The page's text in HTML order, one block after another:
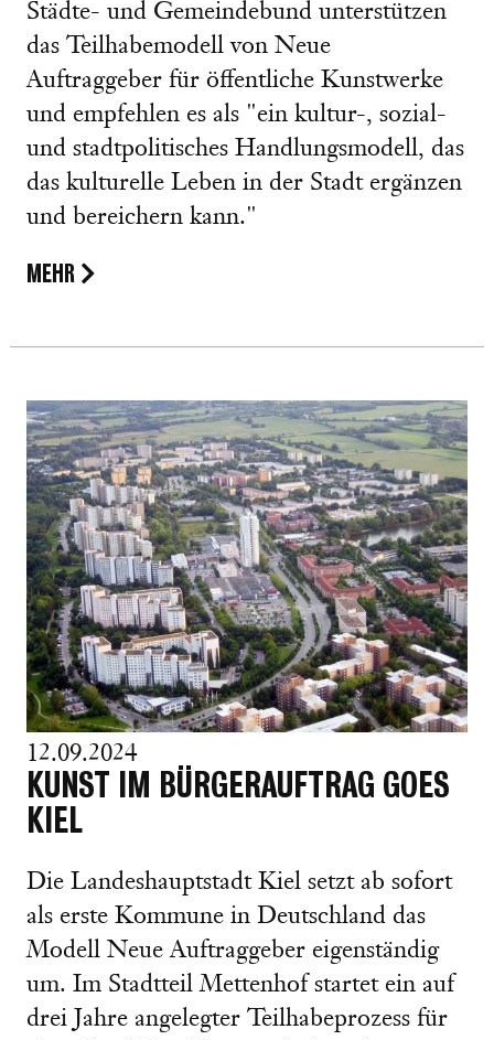
Städte- und Gemeindebund unterstützen
das Teilhabemodell von Neue
Auftraggeber für öffentliche Kunstwerke
und empfehlen es als "ein kultur-, sozial-
und stadtpolitisches Handlungsmodell, das
das kulturelle Leben in der Stadt ergänzen
und bereichern kann."
MEHR
12.09.2024
KUNST IM BÜRGERAUFTRAG GOES
KIEL
Die Landeshauptstadt Kiel setzt ab sofort
als erste Kommune in Deutschland das
Modell Neue Auftraggeber eigenständig
um. Im Stadtteil Mettenhof startet ein auf
drei Jahre angelegter Teilhabeprozess für